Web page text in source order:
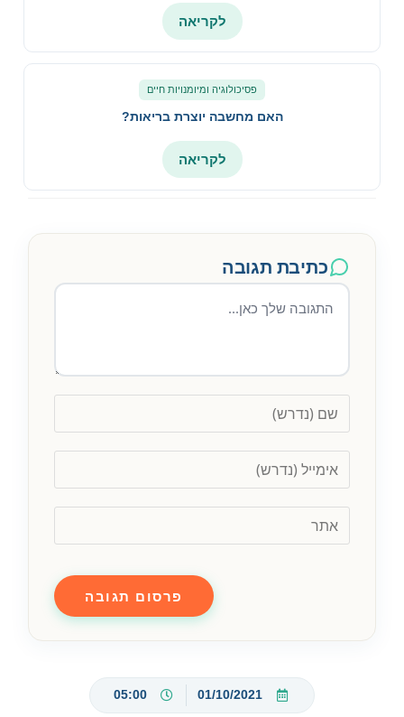
לקריאה
פסיכולוגיה ומיומנויות חיים
האם מחשבה יוצרת בריאות?
לקריאה
כתיבת תגובה
01/10/2021
05:00